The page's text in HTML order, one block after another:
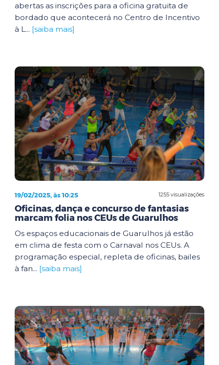
abertas as inscrições para a oficina gratuita de
bordado que acontecerá no Centro de Incentivo
à L... [saiba mais]
1255 visualizações
19/02/2025, às 10:25
Oficinas, dança e concurso de fantasias
marcam folia nos CEUs de Guarulhos
Os espaços educacionais de Guarulhos já estão
em clima de festa com o Carnaval nos CEUs. A
programação especial, repleta de oficinas, bailes
à fan... [saiba mais]